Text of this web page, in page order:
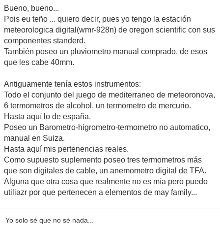
Bueno, bueno...
Pois eu teño ... quiero decir, pues yo tengo la estación
meteorologica digital(wmr-928n) de oregon scientific con sus
componentes standerd.
También poseo un pluviometro manual comprado. de esos
que les cabe 40mm.
Antiguamente tenía estos instrumentos:
Todo el conjunto del juego de mediterraneo de meteoronova,
6 termometros de alcohol, un termometro de mercurio.
Hasta aquí lo de españa.
Poseo un Barometro-higrometro-termometro no automatico,
manual en Suiza.
Hasta aquí mis pertenencias reales.
Como supuesto suplemento poseo tres termometros más
que son digitales de cable, un anemometro digital de TFA.
Alguna que otra cosa que realmente no es mía pero puedo
utiliazr por que pertenecen a elementos de may family...
Yo solo sé que no sé nada...